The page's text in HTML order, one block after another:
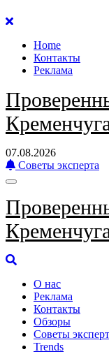
Перейти
содержанию
Home
Контакты
Реклама
07.08.2026
Советы эксперта
О нас
Реклама
Контакты
Обзоры
Советы
Trends